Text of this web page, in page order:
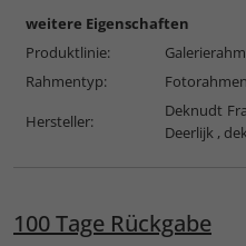
weitere Eigenschaften
Produktlinie:
Rahmentyp:
Fotorahmen
Hersteller:
Deknudt
Deerlijk ,
100 Tage Rückgabe